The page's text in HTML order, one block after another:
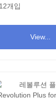
개입
View...